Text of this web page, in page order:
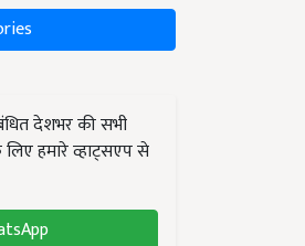
देशभर की सभी
हमारे व्हाट्सएप से